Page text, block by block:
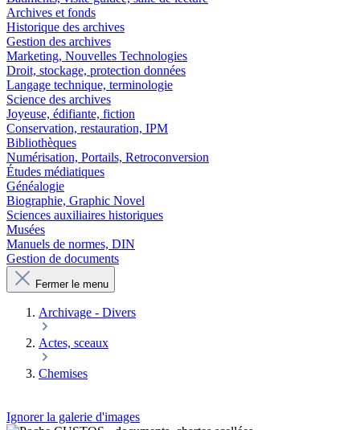
Archives et fonds
Historique des archives
Gestion des archives
Marketing, Nouvelles Technologies
Droit, stockage, protection données
Langage technique, terminologie
Science des archives
Joyeuse, édifiante, fiction
Conservation, restauration, IPM
Bibliothèques
Numérisation, Portails, Retroconversion
Études médiatiques
Généalogie
Biographie, Graphic Novel
Sciences auxiliaires historiques
Musées
Manuels de normes, DIN
Gestion de documents
Fermer le menu
Archivage - Divers
Actes, sceaux
Chemises
Ignorer la galerie d'images